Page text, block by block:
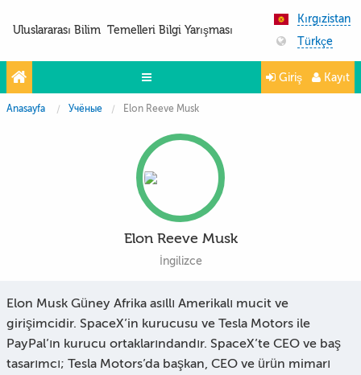
Uluslararası Bilim Temelleri Bilgi Yarışması
Kırgızistan
Türkçe
Yarışmalar
Giriş Kayıt
Anasayfa Учёные Elon Reeve Musk
Elon Reeve Musk
İngilizce
Elon Musk Güney Afrika asıllı Amerikalı mucit ve
girişimcidir. SpaceX’in kurucusu ve Tesla Motors ile
PayPal’ın kurucu ortaklarındandır. SpaceX’te CEO ve baş
tasarımcı; Tesla Motors’da başkan, CEO ve ürün mimarı